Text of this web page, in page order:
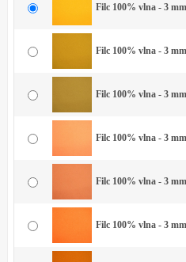
Filc 100% vlna - 3
Filc 100% vlna - 3
Filc 100% vlna - 3
Filc 100% vlna - 3
Filc 100% vlna - 3
Filc 100% vlna - 3